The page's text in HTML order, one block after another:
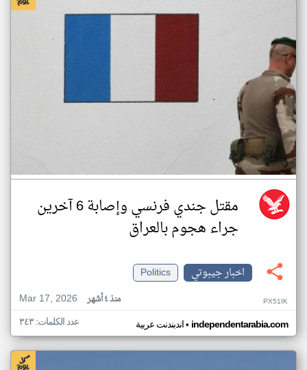
مقتل جندي فرنسي وإصابة 6 آخرين
جراء هجوم بالعراق
اخبار جيبوتي
Politics
Mar 17, 2026
منذ ٤ أشهر PX51IK
اندبندنت عربية• independentarabia.com عدد الكلمات: ٣٤٣